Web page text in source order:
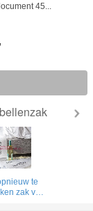
45...
,
te
zak van